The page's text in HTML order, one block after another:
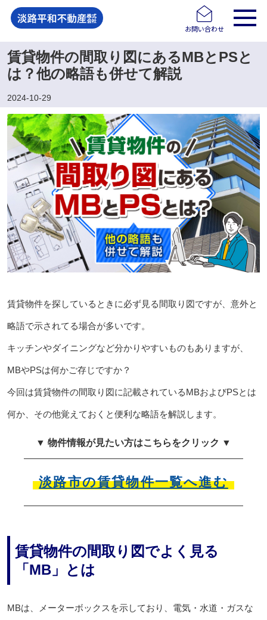
お問い合わせ
賃貸物件の間取り図にあるMBとPSと
は？他の略語も併せて解説
2024-10-29
賃貸物件を探しているときに必ず見る間取り図ですが、意外と
略語で示されてる場合が多いです。
キッチンやダイニングなど分かりやすいものもありますが、
MBやPSは何かご存じですか？
今回は賃貸物件の間取り図に記載されているMBおよびPSとは
何か、その他覚えておくと便利な略語を解説します。
▼ 物件情報が見たい方はこちらをクリック ▼
淡路市の賃貸物件一覧へ進む
賃貸物件の間取り図でよく見る
「MB」とは
MBは、メーターボックスを示しており、電気・水道・ガスな